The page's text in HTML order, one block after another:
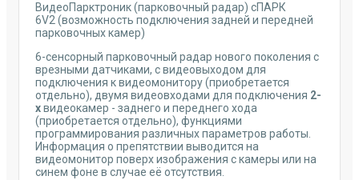
ВидеоПарктроник (парковочный радар) сПАРК
6V2 (возможность подключения задней и передней
парковочных камер)
6-сенсорный парковочный радар нового поколения с
врезными датчиками, с видеовыходом для
подключения к видеомонитору (приобретается
отдельно), двумя видеовходами для подключения 2-
хвидеокамер - заднего и переднего хода
(приобретается отдельно), функциями
программирования различных параметров работы.
Информация о препятствии выводится на
видеомонитор поверх изображения с камеры или на
синем фоне в случае её отсутствия.